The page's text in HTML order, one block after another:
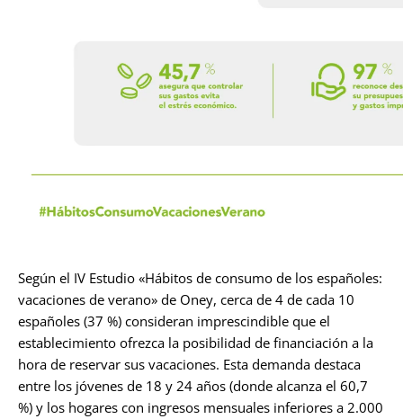
Según el IV Estudio «Hábitos de consumo de los españoles:
vacaciones de verano» de Oney, cerca de 4 de cada 10
españoles (37 %) consideran imprescindible que el
establecimiento ofrezca la posibilidad de financiación a la
hora de reservar sus vacaciones. Esta demanda destaca
entre los jóvenes de 18 y 24 años (donde alcanza el 60,7
%) y los hogares con ingresos mensuales inferiores a 2.000